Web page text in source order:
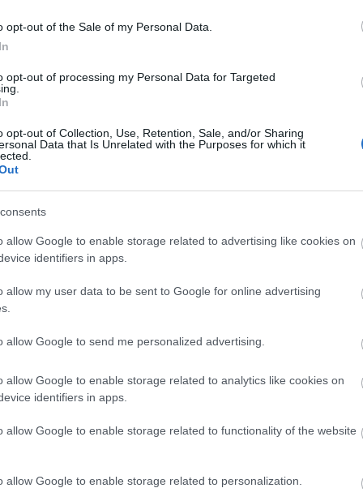
opt-out of the Sale of my Personal Data.
opt-out of processing my Personal Data for Targeted
opt-out of Collection, Use, Retention, Sale, and/or Sharing
Data that Is Unrelated with the Purposes for which it
allow Google to enable storage related to advertising like cookies on
identifiers in apps.
allow my user data to be sent to Google for online advertising
allow Google to send me personalized advertising.
allow Google to enable storage related to analytics like cookies on
identifiers in apps.
allow Google to enable storage related to functionality of the website
allow Google to enable storage related to personalization.
Tasnim, επικαλούμενο μια
επικρατεί «ηρεμία» στον Κόλπο,
να μπουν ξανά ή να προκαλέσουν
πιθανότητα» να ξαναρχίσουν οι
19:56